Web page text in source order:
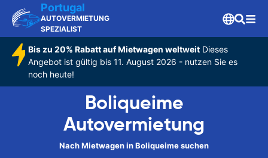
Portugal
AUTOVERMIETUNG
SPEZIALIST
Bis zu 20% Rabatt auf Mietwagen weltweitDieses
Angebot ist gültig bis 11. August 2026 - nutzen Sie es
noch heute!
Boliqueime
Autovermietung
Nach Mietwagen in Boliqueime suchen